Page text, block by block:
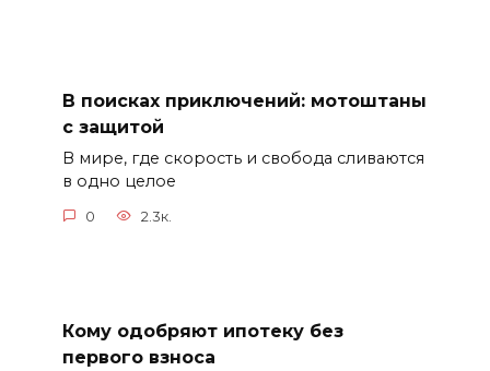
В поисках приключений: мотоштаны
с защитой
В мире, где скорость и свобода сливаются
в одно целое
0 2.3к.
Кому одобряют ипотеку без
первого взноса